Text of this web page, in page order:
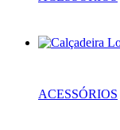
ACESSÓRIOS